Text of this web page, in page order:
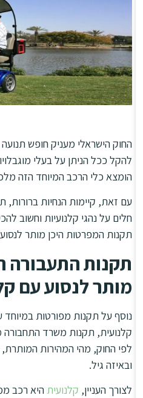
לאפס
את
כל
cached
מפת
הצהרת
החוק הישראלי מעניק חופש תנועה
להקל ככל הניתן על בעלי
הומצא כלי הרכב המיוחד הזה
עם זאת, קיימות הנחיות ברורות,
חלים על נהגי קלנועיות וחשוב
תקנות המפרטות היכן מותר לנסוע
תקנות התעבורה
מותר לנסוע עם
נוסף על תקנות מפורטות במיוחד
קלנועית, תקנות משרד התחבורה
לפי החוק, מהי המהירות המותרת,
ובאיזה גיל.
לצורך העניין,קלנועית